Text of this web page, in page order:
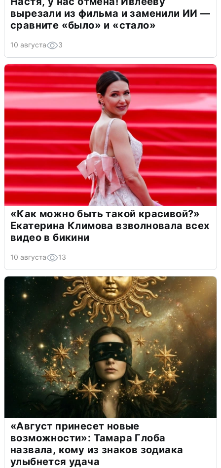
вырезали из фильма и заменили ИИ —
сравните «было» и «стало»
10 августа 3
«Как можно быть такой красивой?»
Екатерина Климова взволновала всех
видео в бикини
10 августа 13
«Август принесет новые
возможности»: Тамара Глоба
назвала, кому из знаков зодиака
улыбнется удача